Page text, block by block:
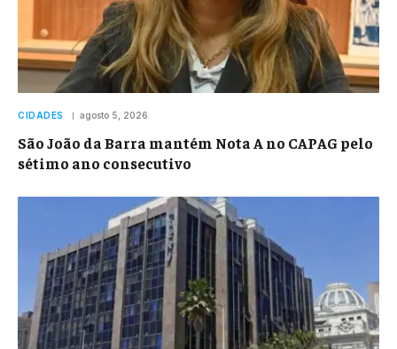
CIDADES agosto 5, 2026
São João da Barra mantém Nota A no CAPAG pelo
sétimo ano consecutivo